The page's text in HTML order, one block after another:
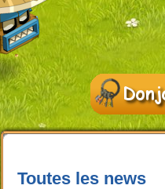
Toutes les news